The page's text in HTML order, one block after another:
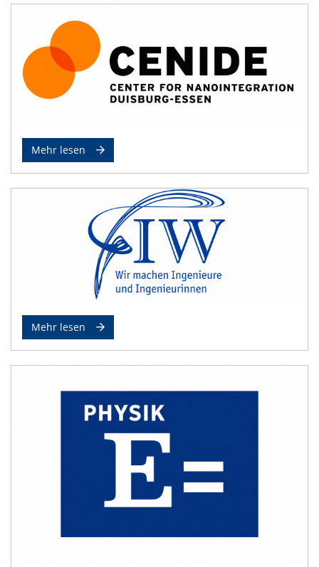
Mehr lesen
Mehr lesen